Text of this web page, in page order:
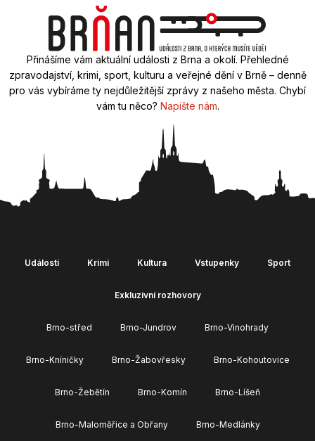
Přinášíme vám aktuální události z Brna a okolí. Přehledné
zpravodajství, krimi, sport, kulturu a veřejné dění v Brně – denně
pro vás vybíráme ty nejdůležitější zprávy z našeho města. Chybí
vám tu něco? Napište nám.
Události Krimi Kultura Vstupenky Sport
Exkluzivní rozhovory
Brno-střed Brno-Jundrov Brno-Vinohrady
Brno-Kníničky Brno-Žabovřesky Brno-Kohoutovice
Brno-Žebětín Brno-Komín Brno-Líšeň
Brno-Maloměřice a Obřany Brno-Medlánky